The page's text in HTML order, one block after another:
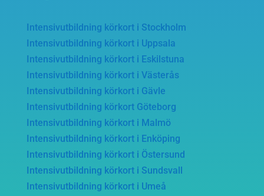
Intensivutbildning körkort i Stockholm
Intensivutbildning körkort i Uppsala
Intensivutbildning körkort i Eskilstuna
Intensivutbildning körkort i Västerås
Intensivutbildning körkort i Gävle
Intensivutbildning körkort Göteborg
Intensivutbildning körkort i Malmö
Intensivutbildning körkort i Enköping
Intensivutbildning körkort i Östersund
Intensivutbildning körkort i Sundsvall
Intensivutbildning körkort i Umeå